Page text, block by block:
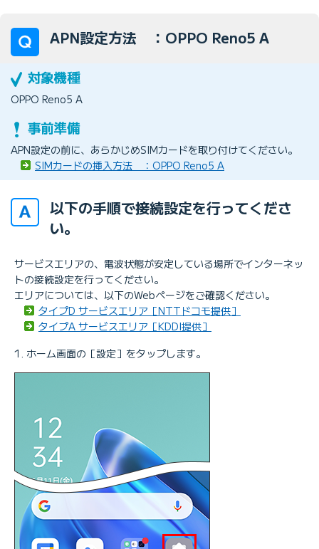
APN設定方法 ：OPPO Reno5 A
OPPO Reno5 A
APN設定の前に、あらかじめSIMカードを取り付けてください。
SIMカードの挿入方法 ：OPPO Reno5 A
以下の手順で接続設定を行ってくださ
い。
サービスエリアの、電波状態が安定している場所でインターネッ
トの接続設定を行ってください。
エリアについては、以下のWebページをご確認ください。
タイプD サービスエリア［NTTドコモ提供］
タイプA サービスエリア［KDDI提供］
ホーム画面の［設定］をタップします。